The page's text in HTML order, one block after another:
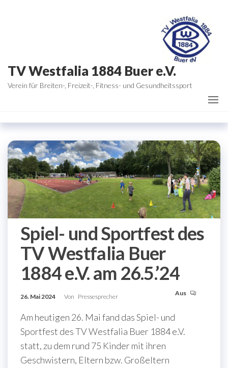
TV Westfalia 1884 Buer e.V.
Verein für Breiten-, Freizeit-, Fitness- und Gesundheitssport
Spiel- und Sportfest des
TV Westfalia Buer
1884 e.V. am 26.5.’24
26. Mai 2024 Von Pressesprecher Aus
Am heutigen 26. Mai fand das Spiel- und
Sportfest des TV Westfalia Buer 1884 e.V.
statt, zu dem rund 75 Kinder mit ihren
Geschwistern, Eltern bzw. Großeltern